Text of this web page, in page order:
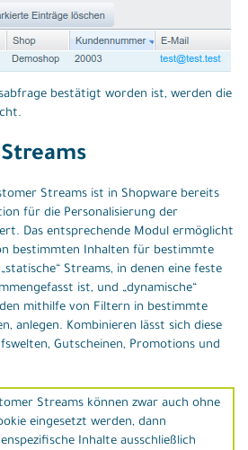
bestätigt worden ist, werden die
Streams ist in Shopware bereits
für die Personalisierung der
Das entsprechende Modul ermöglicht
bestimmten Inhalten für bestimmte
Streams, in denen eine feste
ist, und „dynamische“
mithilfe von Filtern in bestimmte
anlegen. Kombinieren lässt sich diese
Gutscheinen, Promotions und
Streams können zwar auch ohne
eingesetzt werden, dann
Inhalte ausschließlich